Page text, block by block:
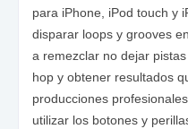
para iPhone, iPod touch y
disparar loops y grooves
a remezclar no dejar
hop y obtener resultados
producciones
utilizar los botones y